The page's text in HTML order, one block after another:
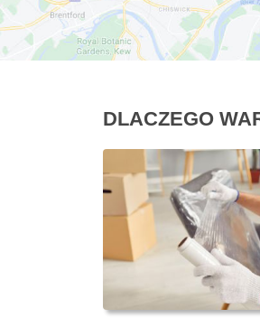
DLACZEGO